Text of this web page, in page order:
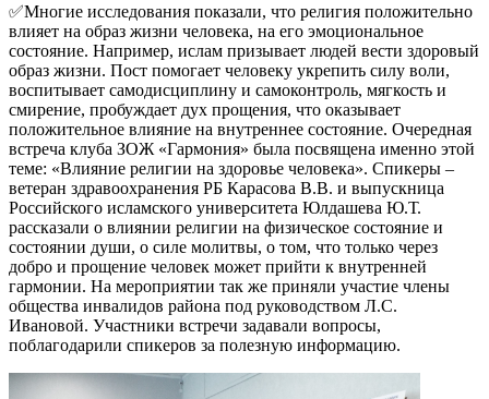
✅Многие исследования показали, что религия положительно
влияет на образ жизни человека, на его эмоциональное
состояние. Например, ислам призывает людей вести здоровый
образ жизни. Пост помогает человеку укрепить силу воли,
воспитывает самодисциплину и самоконтроль, мягкость и
смирение, пробуждает дух прощения, что оказывает
положительное влияние на внутреннее состояние. Очередная
встреча клуба ЗОЖ «Гармония» была посвящена именно этой
теме: «Влияние религии на здоровье человека». Спикеры –
ветеран здравоохранения РБ Карасова В.В. и выпускница
Российского исламского университета Юлдашева Ю.Т.
рассказали о влиянии религии на физическое состояние и
состоянии души, о силе молитвы, о том, что только через
добро и прощение человек может прийти к внутренней
гармонии. На мероприятии так же приняли участие члены
общества инвалидов района под руководством Л.С.
Ивановой. Участники встречи задавали вопросы,
поблагодарили спикеров за полезную информацию.